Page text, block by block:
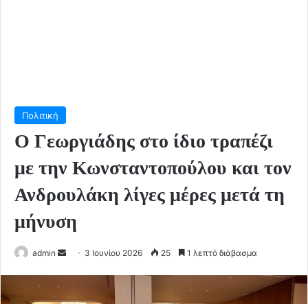
Πολιτική
Ο Γεωργιάδης στο ίδιο τραπέζι
με την Κωνσταντοπούλου και τον
Ανδρουλάκη λίγες μέρες μετά τη
μήνυση
admin
Send 3 Ιουνίου 2026 25 1 λεπτό διάβασμα